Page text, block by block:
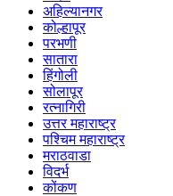
अहिल्यानगर
कोल्हापूर
परभणी
सातारा
हिंगोली
सोलापूर
रत्नागिरी
उत्तर महाराष्ट्र
पश्चिम महाराष्ट्र
मराठवाडा
विदर्भ
कोंकण